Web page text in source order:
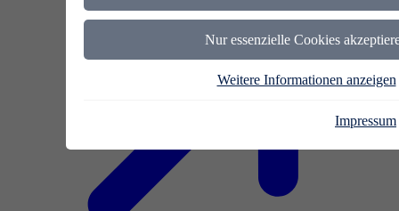
Nur essenzielle Cookies
Weitere Informationen anzeigen
Impressum